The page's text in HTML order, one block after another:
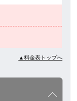
▲料金表トップへ